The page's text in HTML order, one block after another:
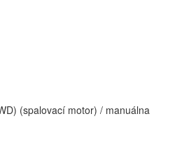
(spalovací motor) / manuálna